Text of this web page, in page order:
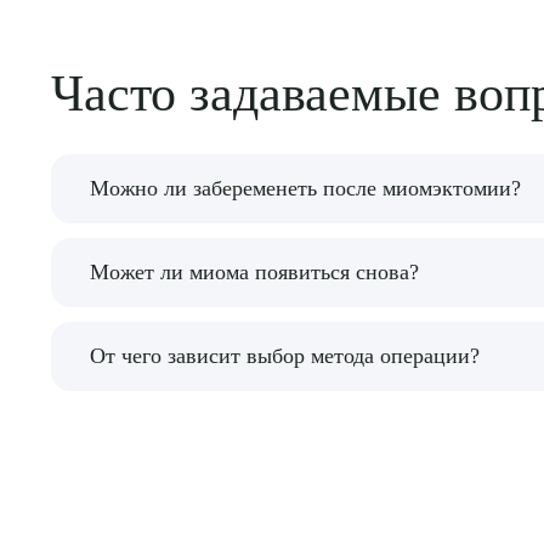
Часто задаваемые
Можно ли забеременеть после миомэктомии?
Да, миомэктомия относится к
Может ли миома появиться снова?
Да, после удаления существующих узлов со
От чего зависит выбор метода операции?